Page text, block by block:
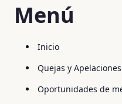
Menú
Inicio
Quejas y Apelaciones
Oportunidades de